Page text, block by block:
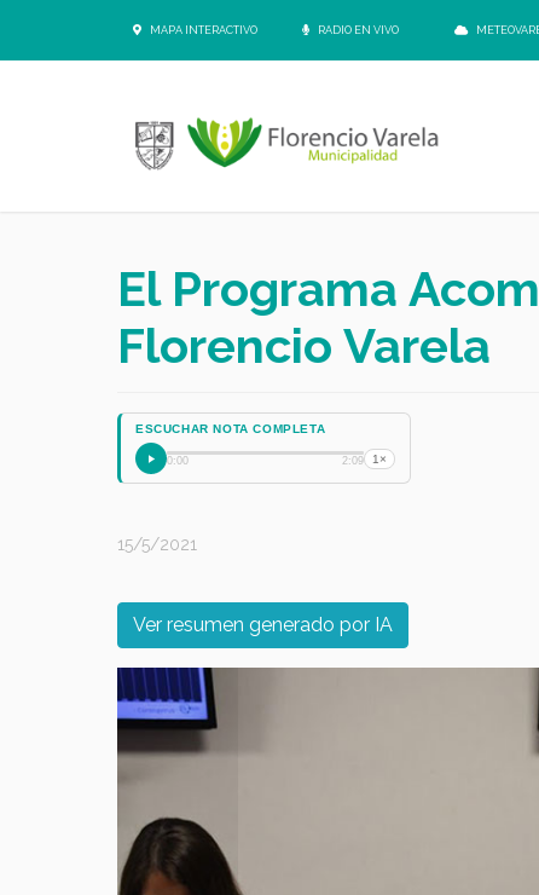
MAPA INTERACTIVO RADIO EN VIVO
El Programa
Florencio Varela
ESCUCHAR NOTA COMPLETA
0:00 2:09 1×
15/5/2021
Ver resumen generado por IA